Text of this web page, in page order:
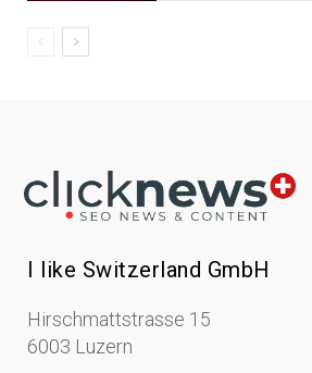
I like Switzerland GmbH
Hirschmattstrasse 15
6003 Luzern